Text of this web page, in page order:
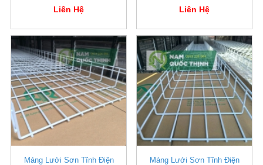
Liên Hệ Liên Hệ
Máng Lưới Sơn Tĩnh Điện
Máng Lưới Sơn Tĩnh Điện